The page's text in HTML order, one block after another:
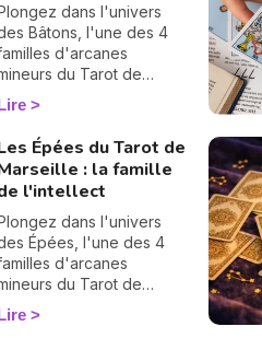
dans l'univers
Bâtons, l'une des 4
d'arcanes
du Tarot de
Associées à
Feu, ces cartes
éclairent votre énergie,
projets et votre
Découvrez leur
complète et
qu'elles révèlent dans
tirage.
Épées du Tarot de
: la famille
l'intellect
dans l'univers
Épées, l'une des 4
d'arcanes
du Tarot de
Associées à
Air, ses lames